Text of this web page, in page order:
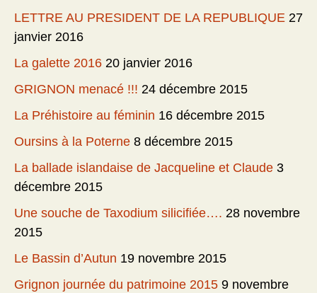
LETTRE AU PRESIDENT DE LA REPUBLIQUE 27
janvier 2016
La galette 2016 20 janvier 2016
GRIGNON menacé !!! 24 décembre 2015
La Préhistoire au féminin 16 décembre 2015
Oursins à la Poterne 8 décembre 2015
La ballade islandaise de Jacqueline et Claude 3
décembre 2015
Une souche de Taxodium silicifiée…. 28 novembre
2015
Le Bassin d’Autun 19 novembre 2015
Grignon journée du patrimoine 2015 9 novembre